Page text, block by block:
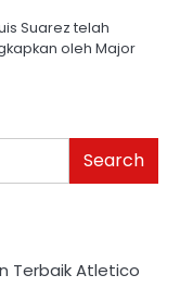
Suarez telah
oleh Major
Search
Terbaik Atletico